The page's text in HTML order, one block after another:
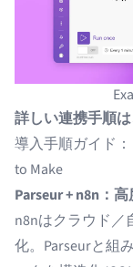
詳しい連携手順
導入手順ガイド：
to Make
Parseur + n8n：
n8nはクラウド／
化。Parseurと組